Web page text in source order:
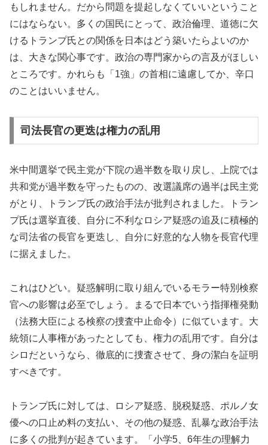
もしれません。だから問題を提起しなくていいということ
にはならない。多くの国民にとって、政治倫理、道徳に欠
けるトランプ氏との関係を日本はどう築いたらよいのか
は、大きな関心事です。政治の専門家からの言及がほしい
ところです。かれらも「1強」の首相に遠慮してか、辛口
のことはいいません。
司法長官の更迭は権力の乱用
米中間選挙で民主党が下院の過半数を取り戻し、上院では
共和党が過半数を守ったものの、改選議席の過半は民主党
がとり、トランプ氏の政治手法が批判されました。トラン
プ氏は選挙直後、自分に不利なロシア疑惑の追及に積極的
な司法省の長官を更迭し、自分に好意的な人物を長官代理
に据えました。
これはひどい。疑惑解明に取り組んでいるモラー特別検察
官への影響は必至でしょう。まるで日本でいう指揮権発動
（法務大臣による検察の捜査中止命令）に似ています。大
統領に人事権があったとしても、権力の乱用です。自分は
シロだというなら、徹底的に捜査させて、身の潔白を証明
すべきです。
トランプ氏に対しては、ロシア疑惑、脱税疑惑、ポルノ女
優への口止め料の支払い、その他の疑惑、乱暴な政治手法
に多くの批判が起きています。「小学5、6年生の理解力